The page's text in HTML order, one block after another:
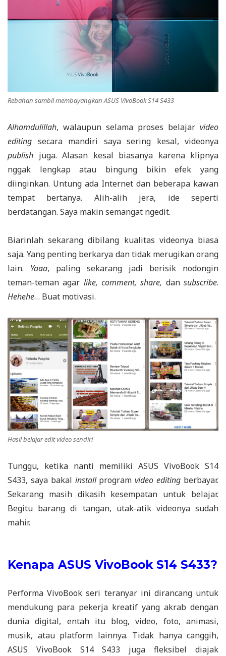
Rebahan sambil membayangkan ASUS VivoBook S14 S433
Alhamdulillah, walaupun selama proses belajar video
editing secara mandiri saya sering kesal, videonya
publish juga. Alasan kesal biasanya karena klipnya
nggak lengkap atau bingung bikin efek yang
diinginkan. Untung ada Internet dan beberapa kawan
tempat bertanya. Alih-alih jera, ide seperti
berdatangan. Saya makin semangat ngedit.
Biarinlah sekarang dibilang kualitas videonya biasa
saja. Yang penting berkarya dan tidak merugikan orang
lain. Yaaa, paling sekarang jadi berisik nodongin
teman-teman agar like, comment, share, dansubscribe.
Hehehe… Buat motivasi.
Hasil belajar edit video sendiri
Tunggu, ketika nanti memiliki ASUS VivoBook S14
S433, saya bakal installprogramvideo editing berbayar.
Sekarang masih dikasih kesempatan untuk belajar.
Begitu barang di tangan, utak-atik videonya sudah
mahir.
Kenapa ASUS VivoBook S14 S433?
Performa VivoBook seri teranyar ini dirancang untuk
mendukung para pekerja kreatif yang akrab dengan
dunia digital, entah itu blog, video, foto, animasi,
musik, atau platform lainnya. Tidak hanya canggih,
ASUS VivoBook S14 S433 juga fleksibel diajak